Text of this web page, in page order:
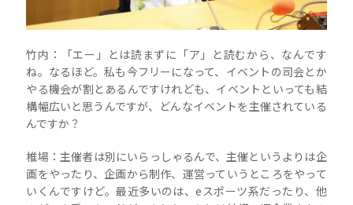
竹内：「エー」とは読まずに「ア」と読むから、なんです
ね。なるほど。私も今フリーになって、イベントの司会とか
やる機会が割とあるんですけれども、イベントといっても結
構幅広いと思うんですが、どんなイベントを主催されている
んですか？
椎場：主催者は別にいらっしゃるんで、主催というよりは企
画をやったり、企画から制作、運営っていうところをやって
いくんですけど。最近多いのは、eスポーツ系だったり、他